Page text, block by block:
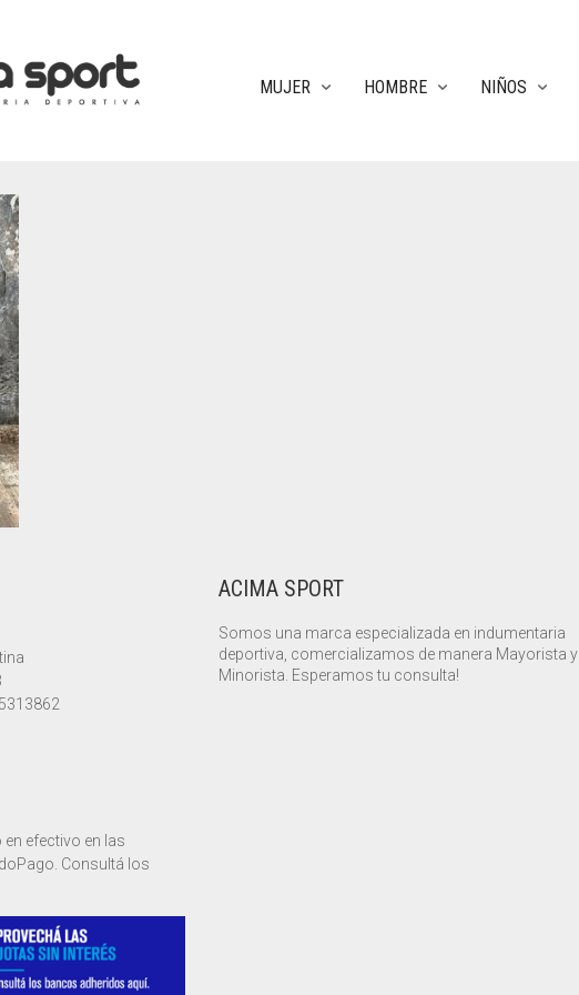
MUJER HOMBRE NIÑOS
efectivo en las
Consultá los
ACIMA SPORT
Somos una marca especializada en indumentaria
deportiva, comercializamos de manera Mayorista y
Minorista. Esperamos tu consulta!